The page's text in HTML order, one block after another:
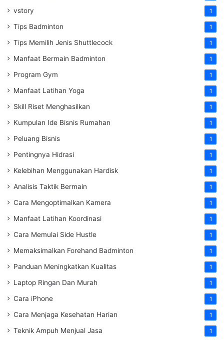
vstory 1
Tips Badminton 1
Tips Memilih Jenis Shuttlecock 1
Manfaat Bermain Badminton 1
Program Gym 1
Manfaat Latihan Yoga 1
Skill Riset Menghasilkan 1
Kumpulan Ide Bisnis Rumahan 1
Peluang Bisnis 1
Pentingnya Hidrasi 1
Kelebihan Menggunakan Hardisk 1
Analisis Taktik Bermain 1
Cara Mengoptimalkan Kamera 1
Manfaat Latihan Koordinasi 1
Cara Memulai Side Hustle 1
Memaksimalkan Forehand Badminton 1
Panduan Meningkatkan Kualitas 1
Laptop Ringan Dan Murah 1
Cara iPhone 1
Cara Menjaga Kesehatan Harian 1
Teknik Ampuh Menjual Jasa 1